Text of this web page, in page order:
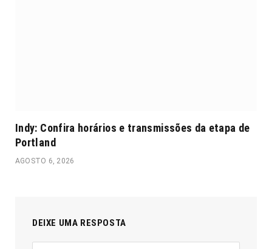
Indy: Confira horários e transmissões da etapa de
Portland
AGOSTO 6, 2026
DEIXE UMA RESPOSTA